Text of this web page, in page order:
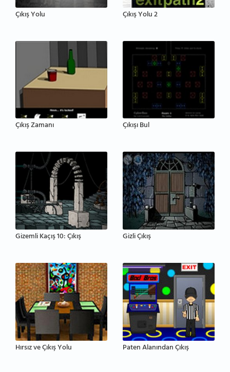
Çıkış Yolu Çıkış Yolu 2
Çıkış Zamanı Çıkışı Bul
Gizemli Kaçış 10: Çıkış Gizli Çıkış
Hırsız ve Çıkış Yolu Paten Alanından Çıkış